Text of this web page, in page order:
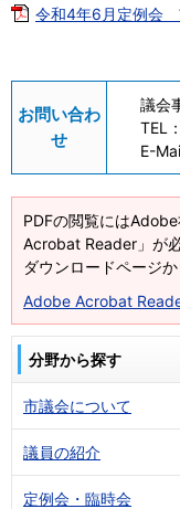
令和4年6月定例会
お問い合わ
せ
議会
TEL：
E-
PDFの閲覧には
Acrobat Reader」が
ダウンロードページ
Adobe Acrobat
分野から探す
市議会について
議員の紹介
定例会・臨時会